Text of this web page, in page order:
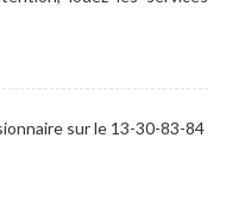
sur le 13-30-83-84